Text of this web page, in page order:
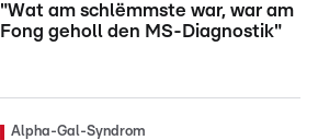
"Wat am schlëmmste war, war am
Fong geholl den MS-Diagnostik"
Alpha-Gal-Syndrom